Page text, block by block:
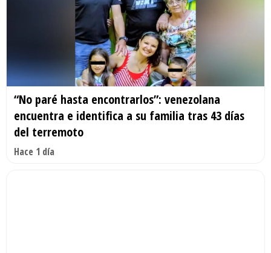
“No paré hasta encontrarlos”: venezolana
encuentra e identifica a su familia tras 43 días
del terremoto
Hace 1 día